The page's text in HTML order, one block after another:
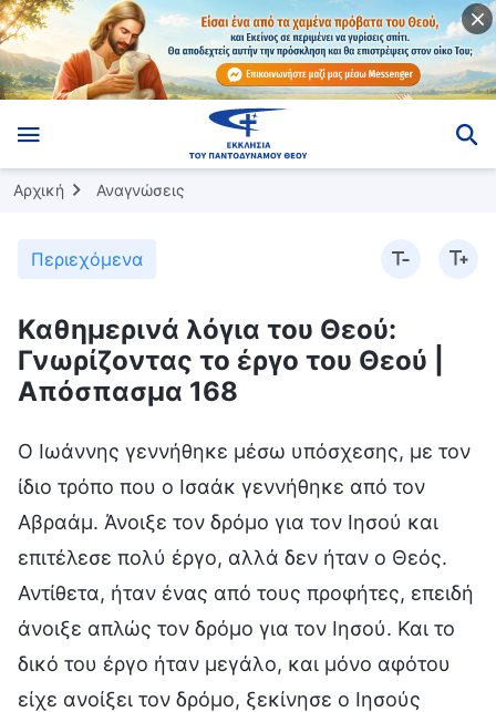
Αρχική Αναγνώσεις
Περιεχόμενα
Καθημερινά λόγια του Θεού:
Γνωρίζοντας το έργο του Θεού |
Απόσπασμα 168
Ο Ιωάννης γεννήθηκε μέσω υπόσχεσης, με τον
ίδιο τρόπο που ο Ισαάκ γεννήθηκε από τον
Αβραάμ. Άνοιξε τον δρόμο για τον Ιησού και
επιτέλεσε πολύ έργο, αλλά δεν ήταν ο Θεός.
Αντίθετα, ήταν ένας από τους προφήτες, επειδή
άνοιξε απλώς τον δρόμο για τον Ιησού. Και το
δικό του έργο ήταν μεγάλο, και μόνο αφότου
είχε ανοίξει τον δρόμο, ξεκίνησε ο Ιησούς